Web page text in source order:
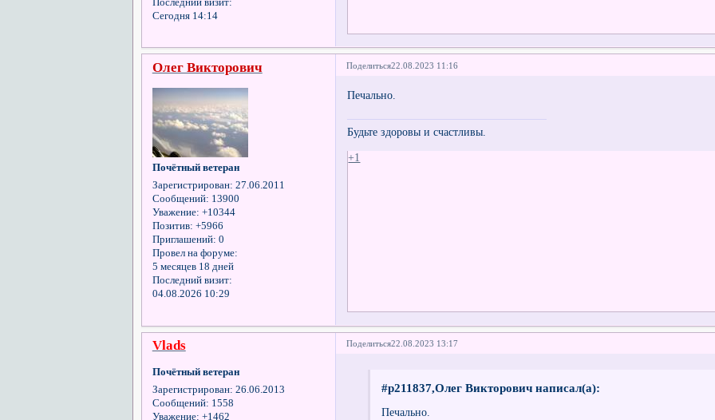
Сегодня 14:14
Поделиться22.08.2023 11:16
Олег Викторович
Почётный ветеран
Зарегистрирован: 27.06.2011
Сообщений: 13900
Уважение: +10344
Позитив: +5966
Приглашений: 0
Провел на форуме:
5 месяцев 18 дней
Последний визит:
04.08.2026 10:29
Печально.
Будьте здоровы и счастливы.
+1
Поделиться22.08.2023 13:17
Vlads
Почётный ветеран
Зарегистрирован: 26.06.2013
Сообщений: 1558
Уважение: +1462
#p211837,Олег Викторович написал(а):
Печально.